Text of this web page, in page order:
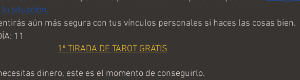
situación.
aún más segura con tus vínculos personales si haces las cosas bien.
11
1ª TIRADA DE TAROT GRATIS
dinero, este es el momento de conseguirlo.